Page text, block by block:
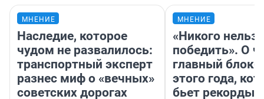
МНЕНИЕ
Наследие, которое
чудом не развалилось:
транспортный эксперт
разнес миф о «вечных»
советских дорогах
МНЕНИЕ
«Никого нельзя
победить». О
главный
этого года,
бьет рекорды в